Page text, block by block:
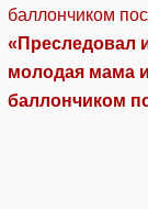
«Преследовал
молодая мама
баллончиком